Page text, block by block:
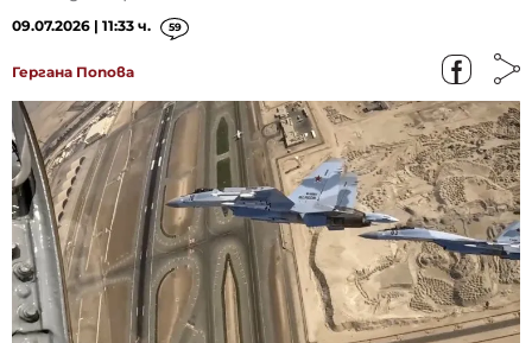
09.07.2026 | 11:33 ч. 59
Гергана Попова